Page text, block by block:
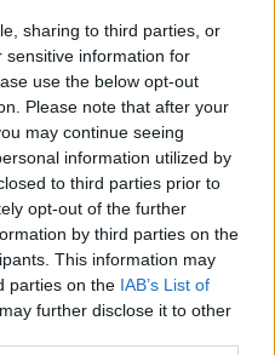
sharing to third parties, or
sensitive information for
use the below opt-out
Please note that after your
may continue seeing
information utilized by
to third parties prior to
opt-out of the further
by third parties on the
This information may
parties on the IAB’s List of
further disclose it to other